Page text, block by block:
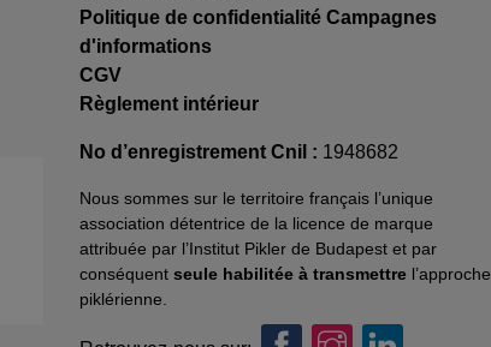
Politique de confidentialité Campagnes
d'informations
CGV
Règlement intérieur
No d’enregistrement Cnil : 1948682
Nous sommes sur le territoire français l’unique
association détentrice de la licence de marque
attribuée par l’Institut Pikler de Budapest et par
conséquent seule habilitée à transmettre l’approche
piklérienne.